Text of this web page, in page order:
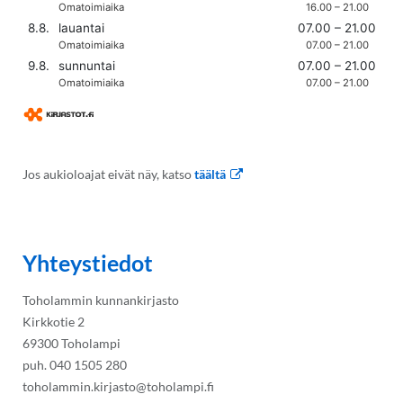
Jos aukioloajat eivät näy, katsotäältä
Yhteystiedot
Toholammin kunnankirjasto
Kirkkotie 2
69300 Toholampi
puh. 040 1505 280
toholammin.kirjasto@toholampi.fi